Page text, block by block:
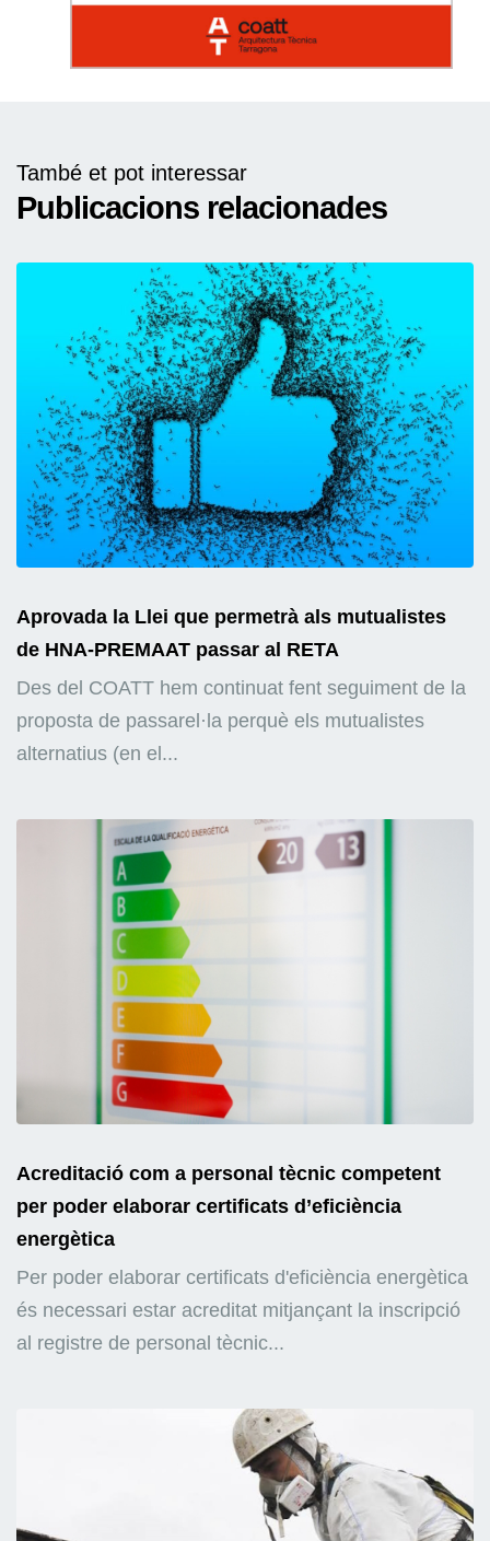
També et pot interessar
Publicacions relacionades
Aprovada la Llei que permetrà als mutualistes
de HNA-PREMAAT passar al RETA
Des del COATT hem continuat fent seguiment de la
proposta de passarel·la perquè els mutualistes
alternatius (en el...
Acreditació com a personal tècnic competent
per poder elaborar certificats d’eficiència
energètica
Per poder elaborar certificats d'eficiència energètica
és necessari estar acreditat mitjançant la inscripció
al registre de personal tècnic...